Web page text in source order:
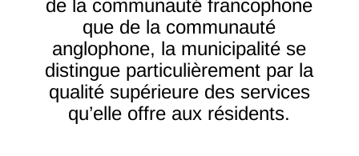
de la communauté francophone
que de la communauté
anglophone, la municipalité se
distingue particulièrement par la
qualité supérieure des services
qu’elle offre aux résidents.